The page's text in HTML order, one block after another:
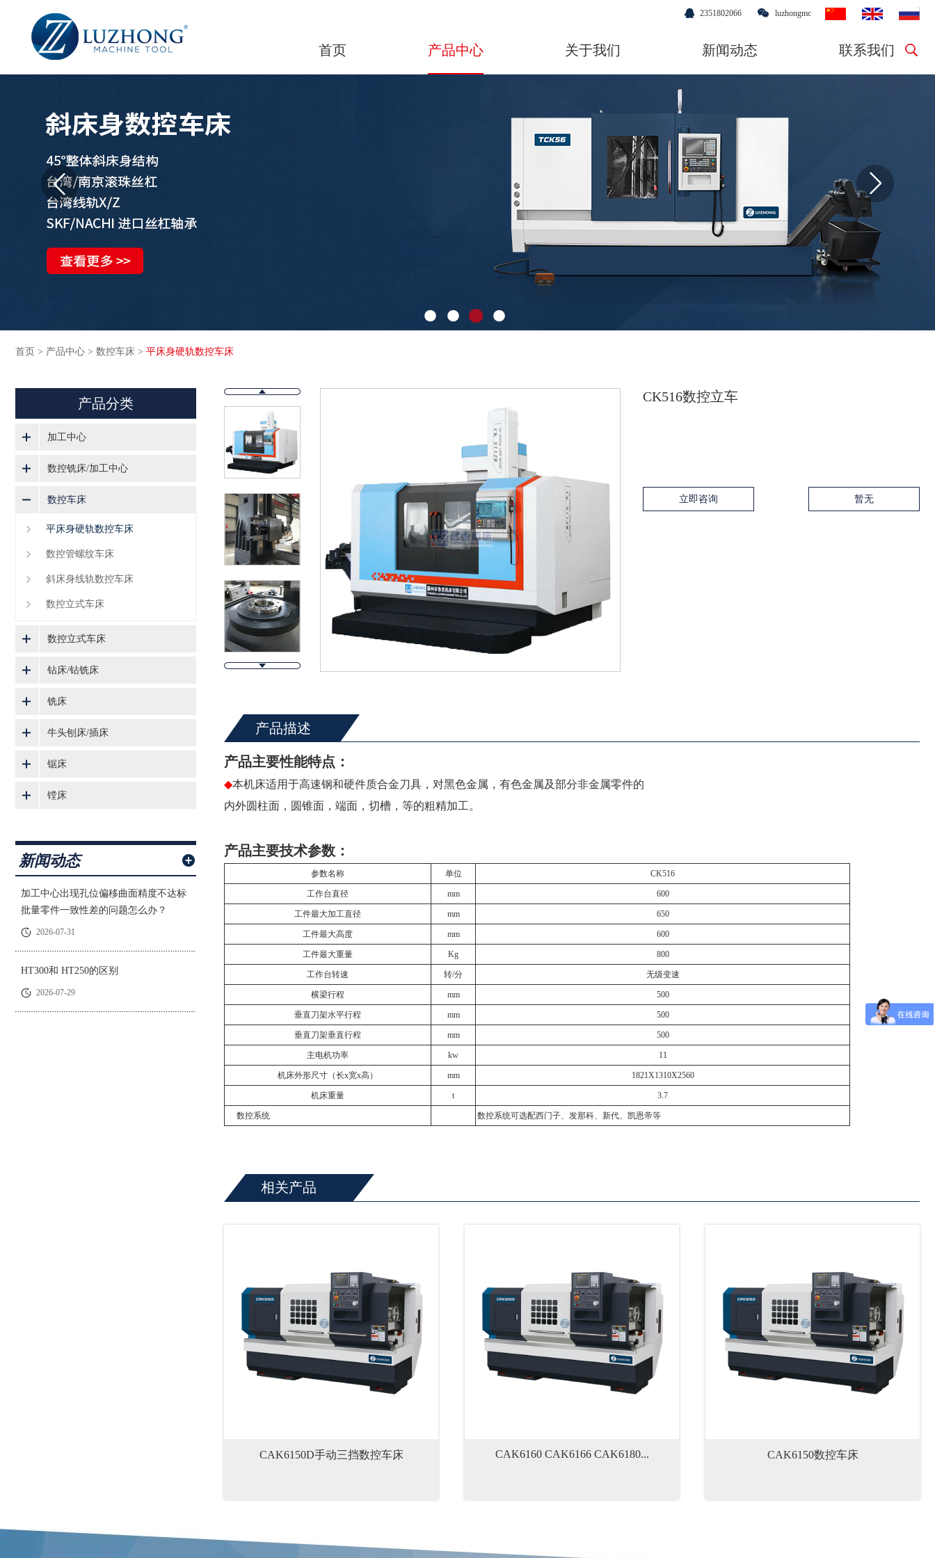
2351802066 luzhongmc
首页 产品中心 关于我们 新闻动态 联系我们
首页 > 产品中心 > 数控车床 > 平床身硬轨数控车床
CK516数控立车
立即咨询 暂无
产品描述
产品主要性能特点：
◆本机床适用于高速钢和硬件质合金刀具，对黑色金属，有色金属及部分非金属零件的
内外圆柱面，圆锥面，端面，切槽，等的粗精加工。
产品主要技术参数：
参数名称 单位 CK516
工作台直径 mm 600
工件最大加工直径 mm 650
工件最大高度 mm 600
工件最大重量 Kg 800
工作台转速 转/分 无级变速
横梁行程 mm 500
垂直刀架水平行程 mm 500
垂直刀架垂直行程 mm 500
主电机功率 kw 11
机床外形尺寸（长x宽x高） mm 1821X1310X2560
机床重量 t 3.7
数控系统 数控系统可选配西门子、发那科、新代、凯恩帝等
相关产品
CAK6150D手动三挡数控车床 CAK6160 CAK6166 CAK6180... CAK6150数控车床
产品分类
加工中心
数控铣床/加工中心
数控车床
平床身硬轨数控车床
数控管螺纹车床
斜床身线轨数控车床
数控立式车床
数控立式车床
钻床/钻铣床
铣床
牛头刨床/插床
锯床
镗床
新闻动态
加工中心出现孔位偏移曲面精度不达标
批量零件一致性差的问题怎么办？
2026-07-31
HT300和 HT250的区别
2026-07-29